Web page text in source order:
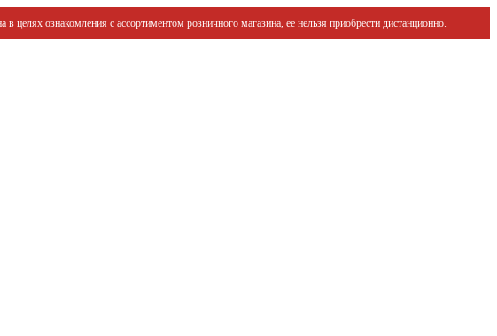
ознакомления с ассортиментом розничного магазина, ее нельзя приобрести дистанционно.